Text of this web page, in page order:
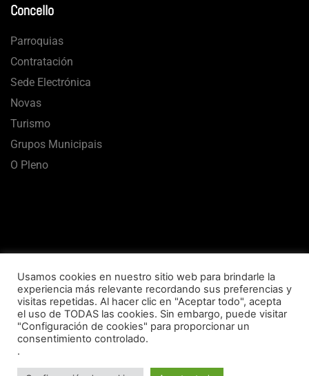
Concello
Parroquias
Contratación
Sede Electrónica
Novas
Turismo
Grupos Municipais
O Pleno
Aviso Legal Termos de usoPolítica de Privacidade
Política de CookiesMapa Web
Concello de Vilalba © 2020 Todos los derechos reservados
Usamos cookies en nuestro sitio web para brindarle la
experiencia más relevante recordando sus preferencias y
visitas repetidas. Al hacer clic en "Aceptar todo", acepta
el uso de TODAS las cookies. Sin embargo, puede visitar
"Configuración de cookies" para proporcionar un
consentimiento controlado.
.